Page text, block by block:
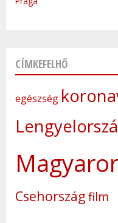
CÍMKEFELHŐ
egészség
Csehországfilm